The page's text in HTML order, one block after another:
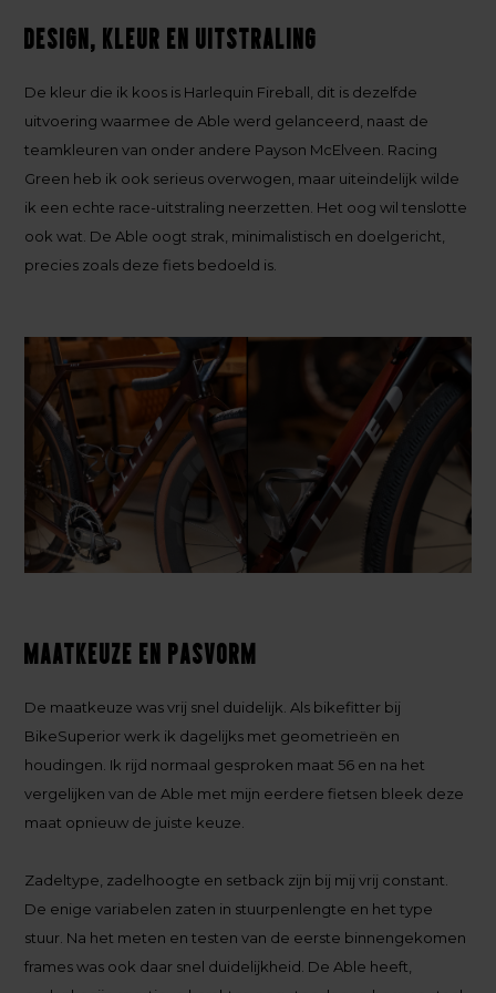
Design, kleur en uitstraling
De kleur die ik koos is Harlequin Fireball, dit is dezelfde
uitvoering waarmee de Able werd gelanceerd, naast de
teamkleuren van onder andere Payson McElveen. Racing
Green heb ik ook serieus overwogen, maar uiteindelijk wilde
ik een echte race-uitstraling neerzetten. Het oog wil tenslotte
ook wat. De Able oogt strak, minimalistisch en doelgericht,
precies zoals deze fiets bedoeld is.
Maatkeuze en pasvorm
De maatkeuze was vrij snel duidelijk. Als bikefitter bij
BikeSuperior werk ik dagelijks met geometrieën en
houdingen. Ik rijd normaal gesproken maat 56 en na het
vergelijken van de Able met mijn eerdere fietsen bleek deze
maat opnieuw de juiste keuze.
Zadeltype, zadelhoogte en setback zijn bij mij vrij constant.
De enige variabelen zaten in stuurpenlengte en het type
stuur. Na het meten en testen van de eerste binnengekomen
frames was ook daar snel duidelijkheid. De Able heeft,